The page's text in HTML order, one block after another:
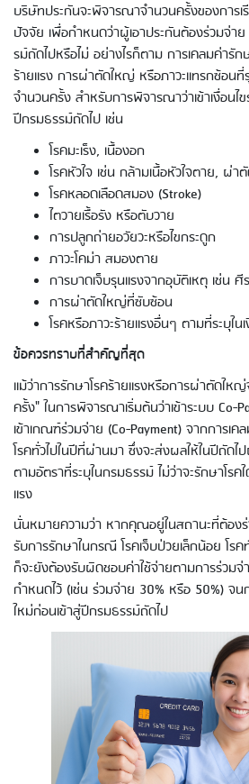
บริษัทประกันจะพิจารณาจำนวนครั้งของการเ
ปัจจัย เพื่อกำหนดว่าผู้เอาประกันต้องร่วมจ่า
รม์ถัดไปหรือไม่ อย่างไรก็ตาม การเคลมค่ารั
ร้ายแรง การผ่าตัดใหญ่ หรือภาวะแทรกซ้อนที่
จำนวนครั้ง สำหรับการพิจารณาว่าเข้าเงื่อนไ
ปีกรมธรรม์ถัดไป เช่น
โรคมะเร็ง, เนื้องอก
โรคหัวใจ เช่น กล้ามเนื้อหัวใจตาย, ผ่
โรคหลอดเลือดสมอง (Stroke)
ไตวายเรื้อรัง หรือตับวาย
การปลูกถ่ายอวัยวะหรือไขกระดูก
ภาวะโคม่า สมองตาย
การบาดเจ็บรุนแรงจากอุบัติเหตุ เช่น ศี
การผ่าตัดใหญ่ที่ซับซ้อน
โรคหรือภาวะร้ายแรงอื่นๆ ตามที่ระบุใน
ข้อควรทราบที่สำคัญที่สุด
แม้ว่าการรักษาโรคร้ายแรงหรือการผ่าตัดให
ครั้ง" ในการพิจารณาเริ่มต้นว่าเข้าระบบ Co-
เข้าเกณฑ์ร่วมจ่าย (Co-Payment) จากการเ
โรคทั่วไปในปีที่ผ่านมา ซึ่งจะส่งผลให้ในปีถัดไ
ตามอัตราที่ระบุในกรมธรรม์ ไม่ว่าจะรักษาโร
แรง
นั่นหมายความว่า หากคุณอยู่ในสถานะที่ต้องร่
รับการรักษาในกรณี โรคเจ็บป่วยเล็กน้อย โรค
ก็จะยังต้องรับผิดชอบค่าใช้จ่ายตามการร่วมจ่
กำหนดไว้ (เช่น ร่วมจ่าย 30% หรือ 50%) จน
ใหม่ก่อนเข้าสู่ปีกรมธรรม์ถัดไป